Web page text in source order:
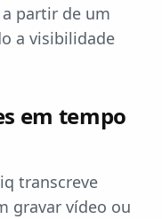
partir de um
a visibilidade
em tempo
transcreve
gravar vídeo ou